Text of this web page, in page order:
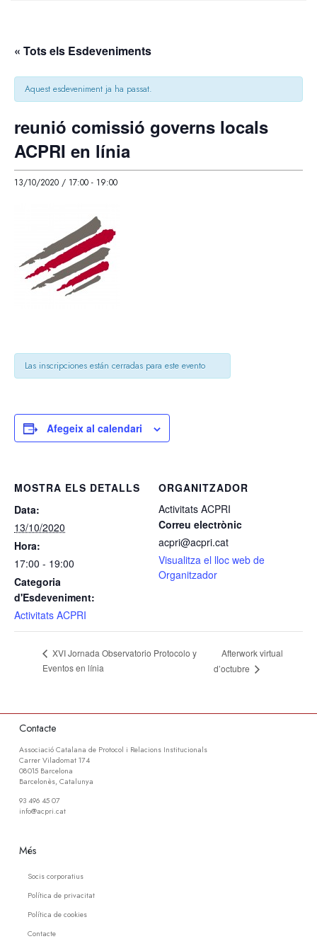
« Tots els Esdeveniments
Aquest esdeveniment ja ha passat.
reunió comissió governs locals
ACPRI en línia
13/10/2020 / 17:00 - 19:00
Las inscripciones están cerradas para este evento
Afegeix al calendari
MOSTRA ELS DETALLS
Data:
13/10/2020
Hora:
17:00 - 19:00
Categoria
d'Esdeveniment:
Activitats ACPRI
ORGANITZADOR
Activitats ACPRI
Correu electrònic
acpri@acpri.cat
Visualitza el lloc web de
Organitzador
XVI Jornada Observatorio Protocolo y
Eventos en línia
Afterwork virtual
d’octubre
Contacte
Associació Catalana de Protocol i Relacions Institucionals
Carrer Viladomat 174
08015 Barcelona
Barcelonès, Catalunya
93 496 45 07
info@acpri.cat
Més
Socis corporatius
Política de privacitat
Política de cookies
Contacte